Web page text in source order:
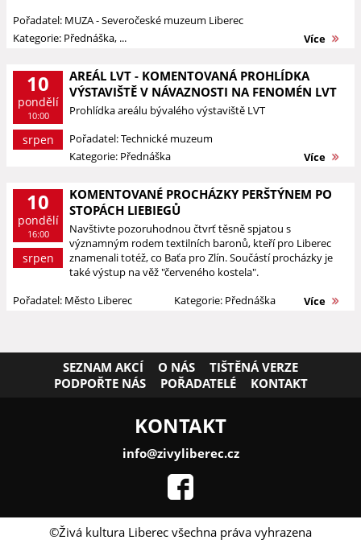
Pořadatel: MUZA - Severočeské muzeum Liberec
Kategorie: Přednáška, ...
Více
10
pondělí
10:00
srpen
AREÁL LVT - KOMENTOVANÁ PROHLÍDKA
VÝSTAVIŠTĚ V NÁVAZNOSTI NA FENOMÉN LVT
Prohlídka areálu bývalého výstaviště LVT
Pořadatel: Technické muzeum
Kategorie: Přednáška
Více
10
pondělí
16:00
srpen
KOMENTOVANÉ PROCHÁZKY PERŠTÝNEM PO
STOPÁCH LIEBIEGŮ
Navštivte pozoruhodnou čtvrť těsně spjatou s
významným rodem textilních baronů, kteří pro Liberec
znamenali totéž, co Baťa pro Zlín. Součástí procházky je
také výstup na věž "červeného kostela".
Pořadatel: Město Liberec
Kategorie: Přednáška Více
SEZNAM AKCÍ O NÁS
TIŠTĚNÁ VERZE
PODPOŘTE NÁS
POŘADATELÉ KONTAKT
KONTAKT
info@zivyliberec.cz
©Živá kultura Liberec všechna práva vyhrazena